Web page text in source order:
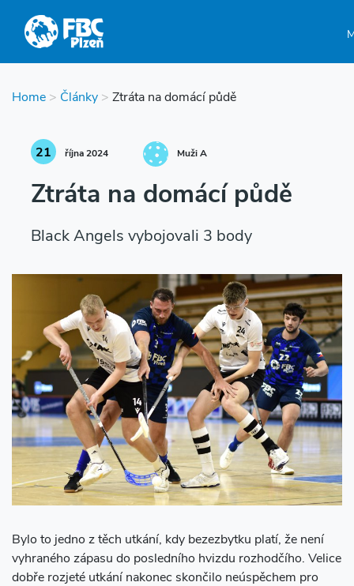
Home > Články > ​Ztráta na domácí půdě
21 října 2024 Muži A
​Ztráta na domácí půdě
Black Angels vybojovali 3 body
Bylo to jedno z těch utkání, kdy bezezbytku platí, že není
vyhraného zápasu do posledního hvizdu rozhodčího. Velice
dobře rozjeté utkání nakonec skončilo neúspěchem pro